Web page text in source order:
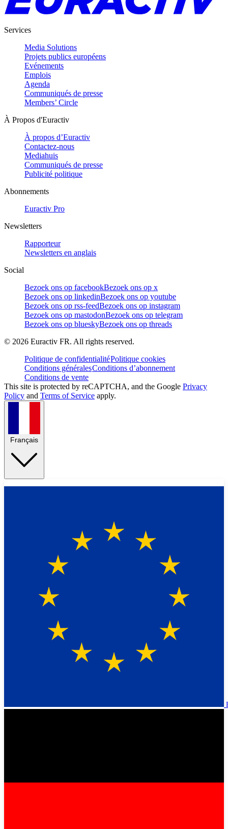
Services
Media Solutions
Projets publics européens
Evénements
Emplois
Agenda
Communiqués de presse
Members’ Circle
À Propos d'Euractiv
À propos d’Euractiv
Contactez-nous
Mediahuis
Communiqués de presse
Publicité politique
Abonnements
Euractiv Pro
Newsletters
Rapporteur
Newsletters en anglais
Social
Bezoek ons op facebookBezoek ons op x
Bezoek ons op linkedinBezoek ons op youtube
Bezoek ons op rss-feedBezoek ons op instagram
Bezoek ons op mastodonBezoek ons op telegram
Bezoek ons op blueskyBezoek ons op threads
© 2026 Euractiv FR. All rights reserved.
Politique de confidentialitéPolitique cookies
Conditions généralesConditions d’abonnement
Conditions de vente
This site is protected by reCAPTCHA, and the Google Privacy
Policy and Terms of Service apply.
Français